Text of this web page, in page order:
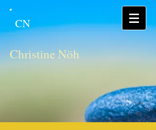
CN
Christine Nöh